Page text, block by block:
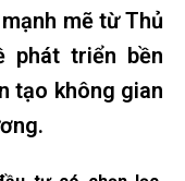
mẽ từ Thủ
phát triển bền
tạo không gian